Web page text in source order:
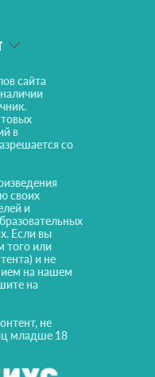
сайта
в
со
своих
и
Если вы
того или
и не
на нашем
на
не
младше 18